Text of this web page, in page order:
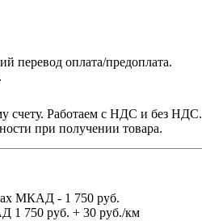
перевод оплата/предоплата.
счету. Работаем с НДС и без НДС.
при получении товара.
МКАД - 1 750 руб.
1 750 руб. + 30 руб./км